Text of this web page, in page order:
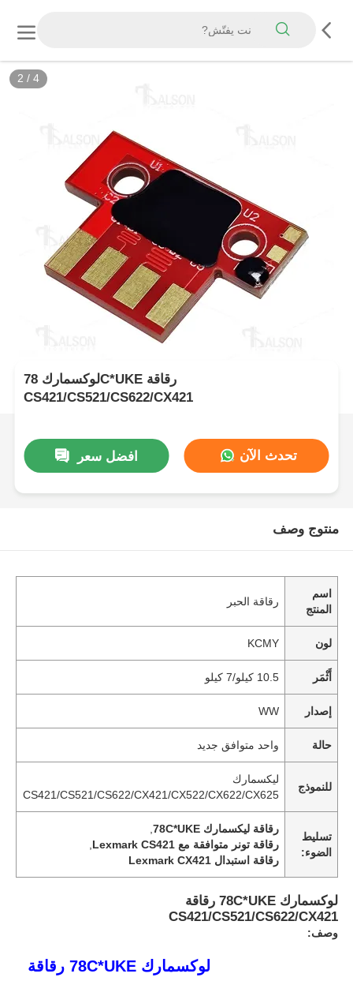
2 / 4
لوكسمارك 78C*UKE رقاقة
CS421/CS521/CS622/CX421
افضل سعر تحدث الآن
منتوج وصف
اسم
المنتج
رقاقة الحبر
لون KCMY
أَثْمَر 10.5 كيلو/7 كيلو
إصدار WW
حالة واحد متوافق جديد
للنموذج
ليكسمارك
CS421/CS521/CS622/CX421/CX522/CX622/CX625
تسليط
الضوء:
رقاقة ليكسمارك 78C*UKE
رقاقة تونر متوافقة مع Lexmark CS421
رقاقة استبدال Lexmark CX421
لوكسمارك 78C*UKE رقاقة
CS421/CS521/CS622/CX421
وصف:
لوكسمارك 78C*UKE رقاقة